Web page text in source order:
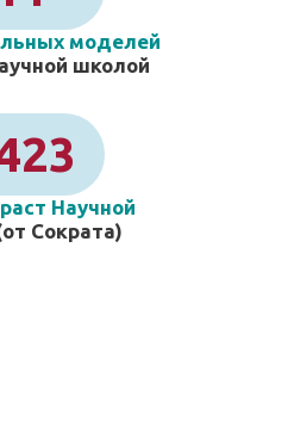
моделей
школой
Научной
Сократа)